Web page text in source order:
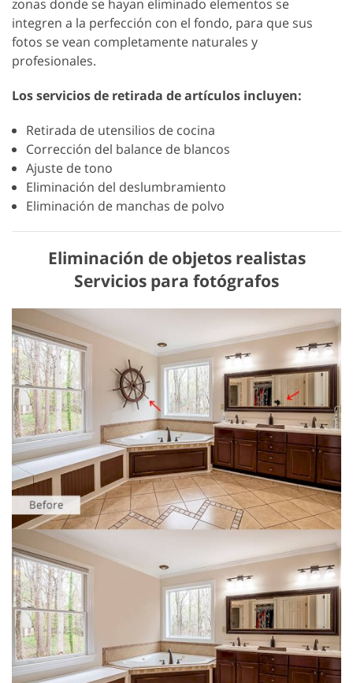
zonas donde se hayan eliminado elementos se
integren a la perfección con el fondo, para que sus
fotos se vean completamente naturales y
profesionales.
Los servicios de retirada de artículos incluyen:
Retirada de utensilios de cocina
Corrección del balance de blancos
Ajuste de tono
Eliminación del deslumbramiento
Eliminación de manchas de polvo
Eliminación de objetos realistas
Servicios para fotógrafos